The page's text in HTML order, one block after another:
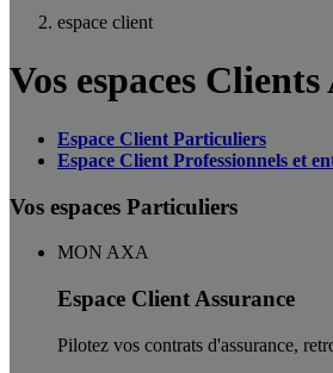
espace client
Vos espaces
Espace Client Particuliers
Espace Client Professionnels et
Vos espaces Particuliers
MON AXA
Espace Client Assurance
Pilotez vos contrats d'assurance,